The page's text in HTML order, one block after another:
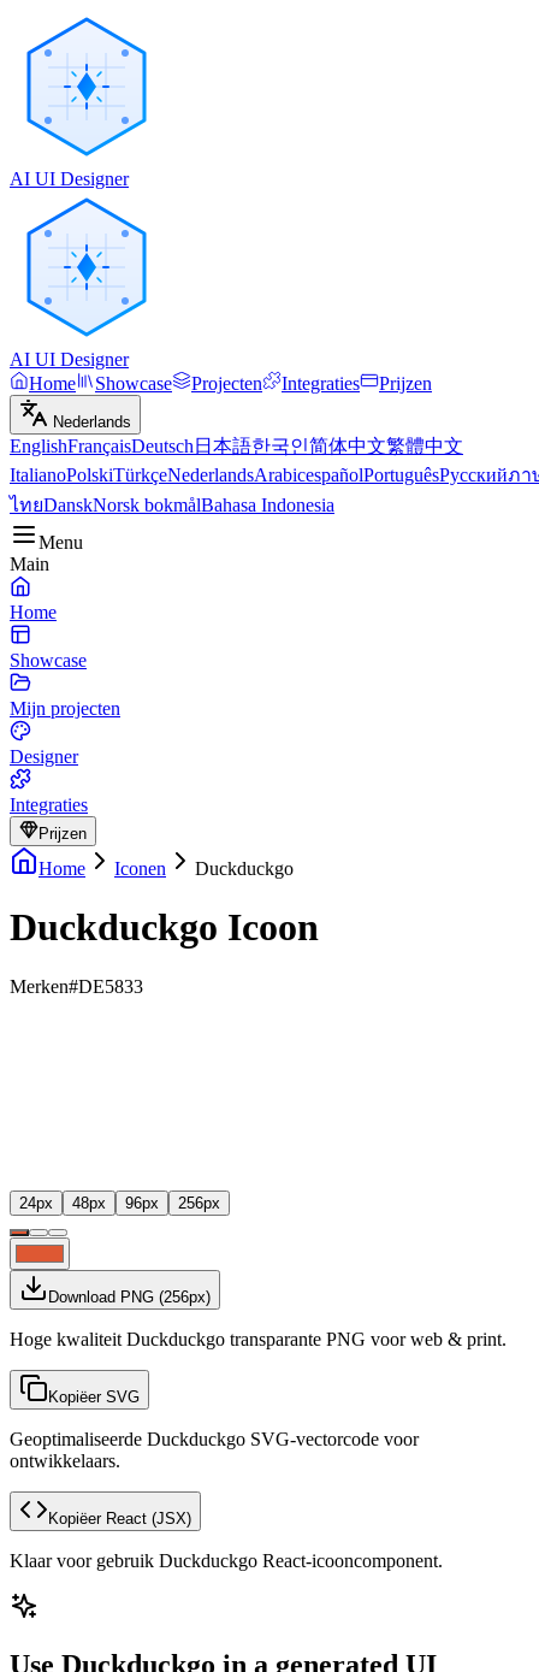
AI UI Designer
AI UI Designer
Home
Showcase Projecten Integraties Prijzen
Nederlands
EnglishFrançaisDeutsch 日本語한국인简体中文繁體中文
ItalianoPolskiTürkçeNederlandsArabicespañolPortuguêsРусскийภา
ไทยDanskNorsk bokmålBahasa Indonesia
Menu
Main
Home
Showcase
Mijn projecten
Designer
Integraties
Prijzen
Home Iconen Duckduckgo
Duckduckgo Icoon
Merken#DE5833
24px 48px 96px 256px
Download PNG (256px)
Hoge kwaliteit Duckduckgo transparante PNG voor web & print.
Kopiëer SVG
Geoptimaliseerde Duckduckgo SVG-vectorcode voor
ontwikkelaars.
Kopiëer React (JSX)
Klaar voor gebruik Duckduckgo React-icooncomponent.
Use Duckduckgo in a generated UI